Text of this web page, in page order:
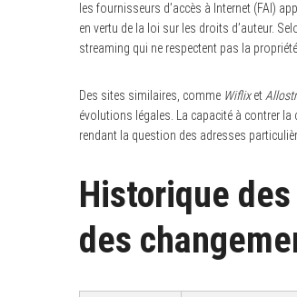
les fournisseurs d’accès à Internet (FAI)
en vertu de la loi sur les droits d’auteur.
streaming qui ne respectent pas la
Des sites similaires, comme Wiflixet
évolutions légales. La capacité à contrer
rendant la question des adresses
Historique
des